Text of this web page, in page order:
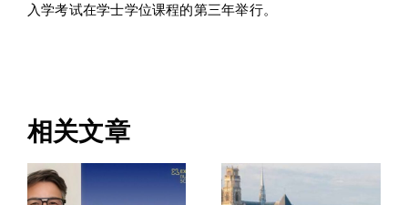
入学考试在学士学位课程的第三年举行。
相关文章